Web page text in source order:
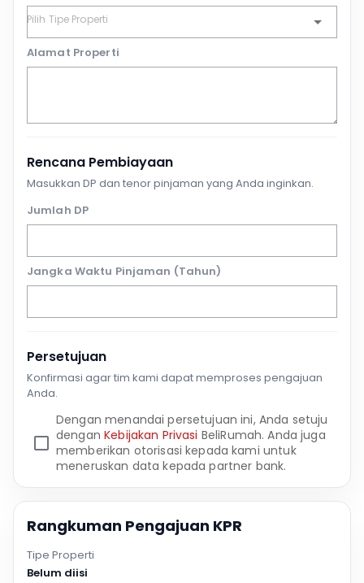
Alamat Properti
Rencana Pembiayaan
Masukkan DP dan tenor pinjaman yang Anda inginkan.
Jumlah DP
Jangka Waktu Pinjaman (Tahun)
Persetujuan
Konfirmasi agar tim kami dapat memproses pengajuan
Anda.
Dengan menandai persetujuan ini, Anda setuju
denganKebijakan Privasi BeliRumah. Anda juga
memberikan otorisasi kepada kami untuk
meneruskan data kepada partner bank.
Rangkuman Pengajuan KPR
Tipe Properti
Belum diisi